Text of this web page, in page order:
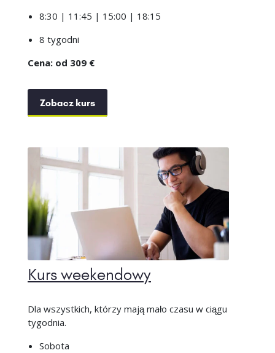
8:30 | 11:45 | 15:00 | 18:15
8 tygodni
Cena: od 309 €
Zobacz kurs
Kurs weekendowy
Dla wszystkich, którzy mają mało czasu w ciągu
tygodnia.
Sobota